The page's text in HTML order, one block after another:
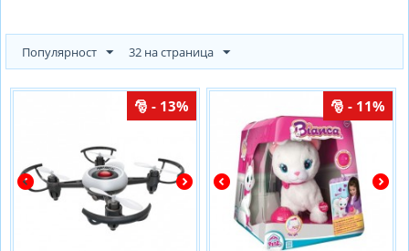
Популярност 32 на страница
- 13% - 11%